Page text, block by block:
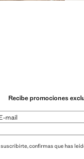
Recibe promociones
mail
confirmas que has